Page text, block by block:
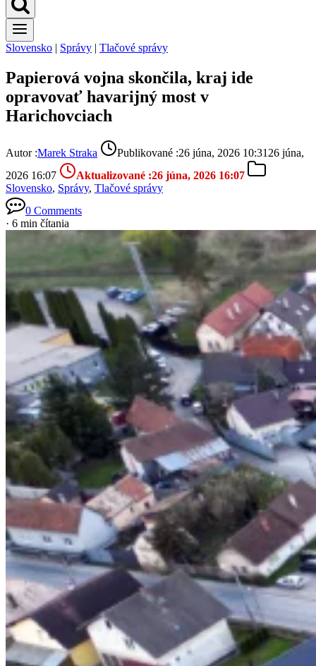
Slovensko | Správy | Tlačové správy
Papierová vojna skončila, kraj ide
opravovať havarijný most v
Harichovciach
Autor :Marek Straka Publikované :26 júna, 2026 10:31 26 júna,
2026 16:07
Aktualizované :26 júna, 2026 16:07
Slovensko, Správy, Tlačové správy
0 Comments
· 6 min čítania